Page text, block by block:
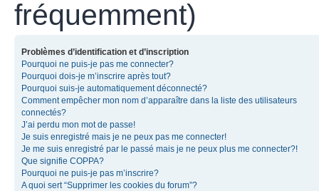
fréquemment)
Problèmes d’identification et d’inscription
Pourquoi ne puis-je pas me connecter?
Pourquoi dois-je m’inscrire après tout?
Pourquoi suis-je automatiquement déconnecté?
Comment empêcher mon nom d’apparaître dans la liste des utilisateurs
connectés?
J’ai perdu mon mot de passe!
Je suis enregistré mais je ne peux pas me connecter!
Je me suis enregistré par le passé mais je ne peux plus me connecter?!
Que signifie COPPA?
Pourquoi ne puis-je pas m’inscrire?
A quoi sert “Supprimer les cookies du forum”?